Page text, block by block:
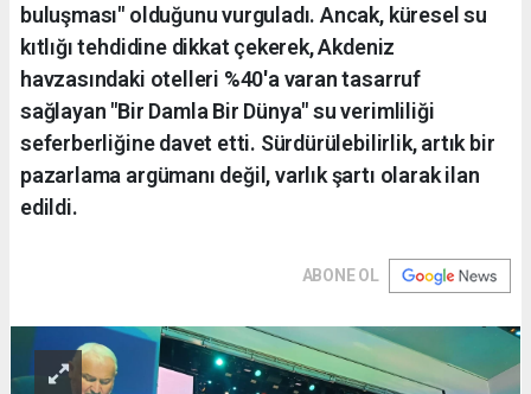
buluşması" olduğunu vurguladı. Ancak, küresel su
kıtlığı tehdidine dikkat çekerek, Akdeniz
havzasındaki otelleri %40'a varan tasarruf
sağlayan "Bir Damla Bir Dünya" su verimliliği
seferberliğine davet etti. Sürdürülebilirlik, artık bir
pazarlama argümanı değil, varlık şartı olarak ilan
edildi.
ABONE OL